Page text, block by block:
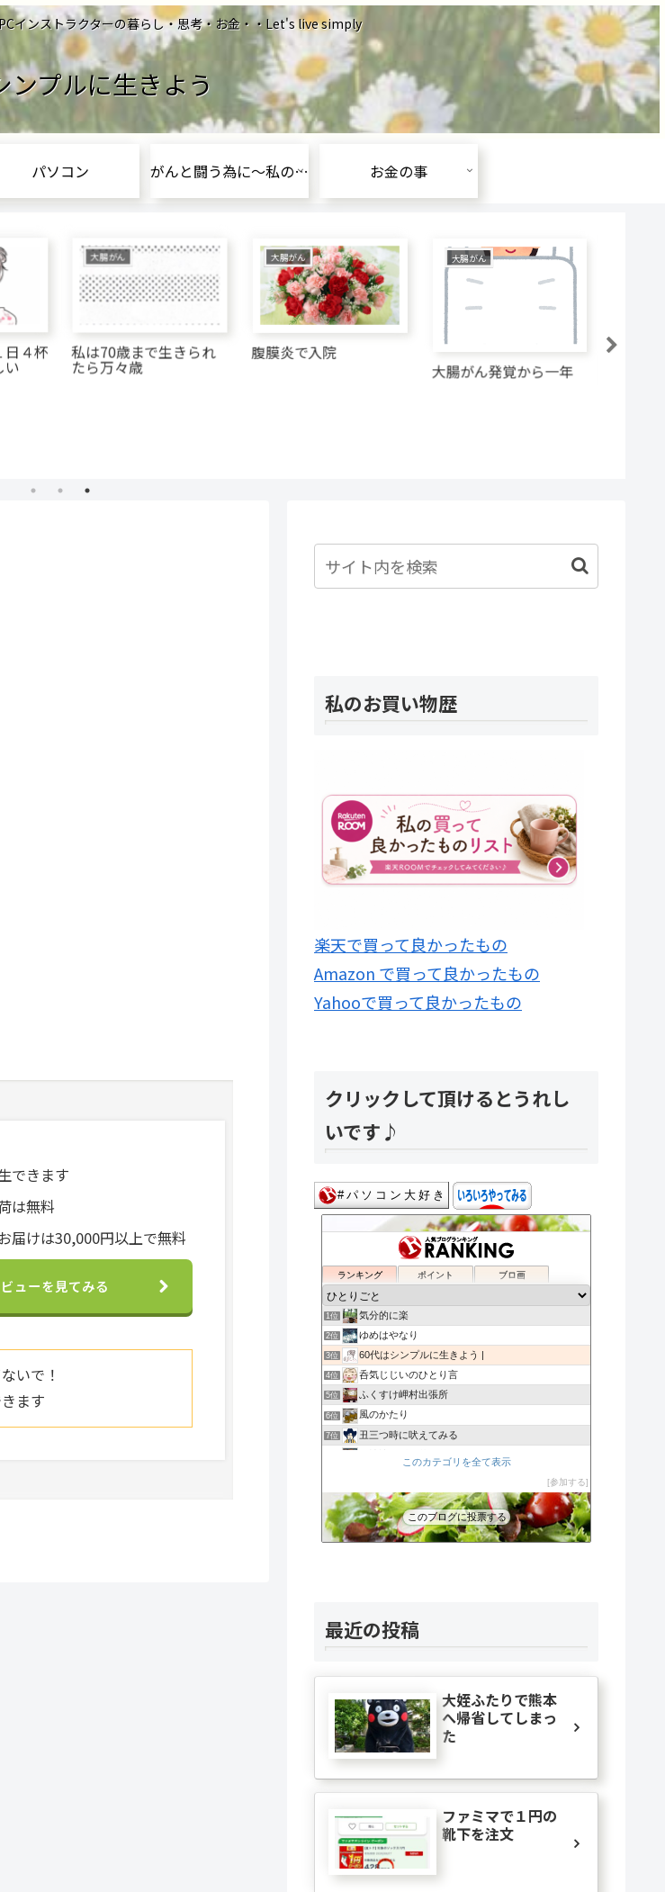
インストラクターの暮らし・思考・お金・・Let's live simply
ンプルに生きよう
パソコン がんと闘う為に～私の朝食～ お金の事
日４杯
い
大腸がん
私は70歳まで生きられ
たら万々歳
大腸がん
腹膜炎で入院
大腸がん
大腸がん発覚から一年
できます
は無料
届けは30,000円以上で無料
ューを見てみる
いで！
ます
私のお買い物歴
楽天で買って良かったもの
Amazon で買って良かったもの
Yahooで買って良かったもの
クリックして頂けるとうれし
いです♪
ランキング ポイント ブロ画
1位 気分的に楽
2位 ゆめはやなり
3位 60代はシンプルに生きよう |
4位 呑気じじいのひとり言
5位 ふくすけ岬村出張所
6位 風のかたり
7位 丑三つ時に吠えてみる
10位 木漏れ日だより
11位 azu
12位 大人しくしょ!
このカテゴリを全て表示
参加する
このブログに投票する
最近の投稿
大姪ふたりで熊本
へ帰省してしまっ
た
ファミマで１円の
靴下を注文